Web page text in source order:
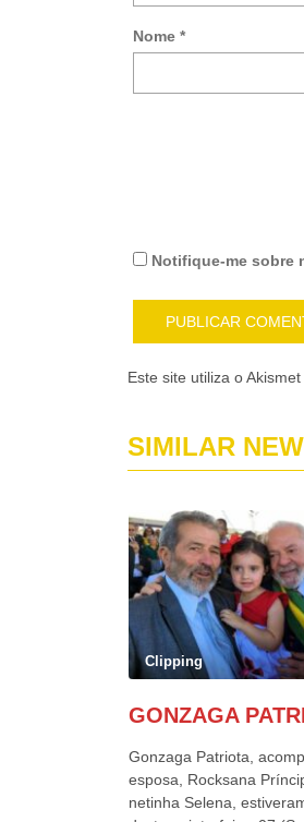
Nome *
Notifique-me sobre
Este site utiliza o
SIMILAR
Clipping
Gonzaga Patriota,
esposa, Rocksana
netinha Selena,